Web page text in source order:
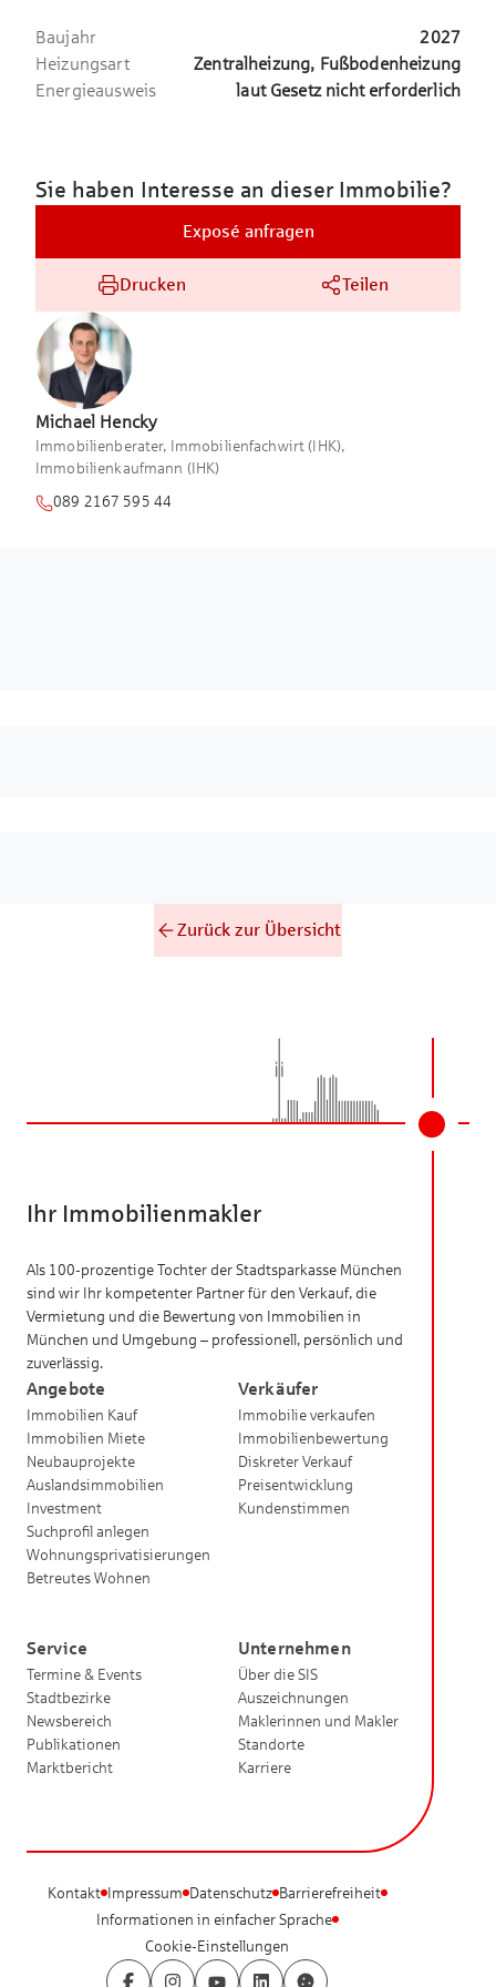
Anbindung an städtische Zentren.
Baujahr
2027
Heizungsart
Zentralheizung, Fußbodenheizung
Energieausweis
laut Gesetz nicht erforderlich
Sie haben Interesse an dieser Immobilie?
Exposé anfragen
Drucken Teilen
Michael Hencky
Immobilienberater, Immobilienfachwirt (IHK),
Immobilienkaufmann (IHK)
089 2167 595 44
Zurück zur Übersicht
Ihr Immobilienmakler
Als 100-prozentige Tochter der Stadtsparkasse München
sind wir Ihr kompetenter Partner für den Verkauf, die
Vermietung und die Bewertung von Immobilien in
München und Umgebung – professionell, persönlich und
zuverlässig.
Angebote
Immobilien Kauf
Immobilien Miete
Neubauprojekte
Auslandsimmobilien
Investment
Suchprofil anlegen
Wohnungsprivatisierungen
Betreutes Wohnen
Verkäufer
Immobilie verkaufen
Immobilienbewertung
Diskreter Verkauf
Preisentwicklung
Kundenstimmen
Service
Termine & Events
Stadtbezirke
Newsbereich
Publikationen
Marktbericht
Unternehmen
Über die SIS
Auszeichnungen
Maklerinnen und Makler
Standorte
Karriere
Kontakt Impressum Datenschutz Barrierefreiheit
Informationen in einfacher Sprache
Cookie-Einstellungen